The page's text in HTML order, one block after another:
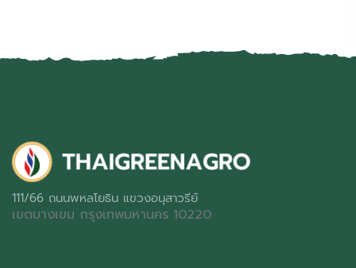
111/66 ถนนพหลโยธิน แขวงอนุสาวรีย์
เขตบางเขน กรุงเทพมหานคร 10220